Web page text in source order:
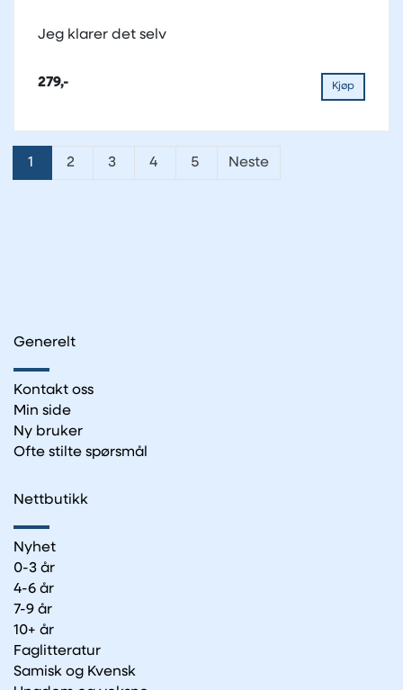
Jeg klarer det selv
279,- Kjøp
1 2 3 4 5 Neste
Generelt
Kontakt oss
Min side
Ny bruker
Ofte stilte spørsmål
Nettbutikk
Nyhet
0-3 år
4-6 år
7-9 år
10+ år
Faglitteratur
Samisk og Kvensk